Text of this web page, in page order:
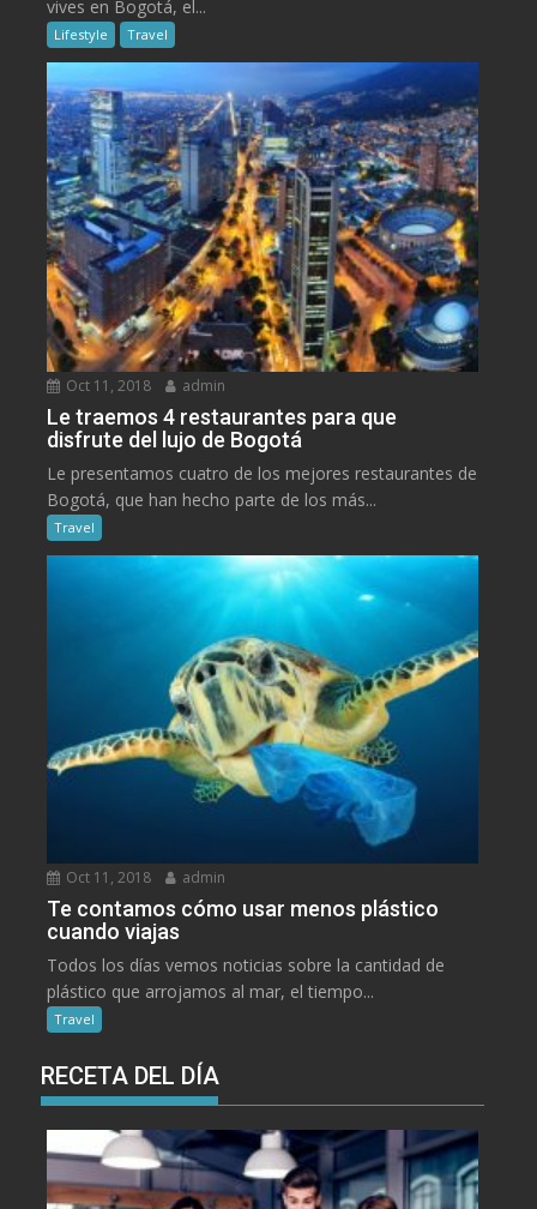
vives en Bogotá, el...
Lifestyle Travel
Oct 11, 2018 admin
Le traemos 4 restaurantes para que
disfrute del lujo de Bogotá
Le presentamos cuatro de los mejores restaurantes de
Bogotá, que han hecho parte de los más...
Travel
Oct 11, 2018 admin
Te contamos cómo usar menos plástico
cuando viajas
Todos los días vemos noticias sobre la cantidad de
plástico que arrojamos al mar, el tiempo...
Travel
RECETA DEL DÍA